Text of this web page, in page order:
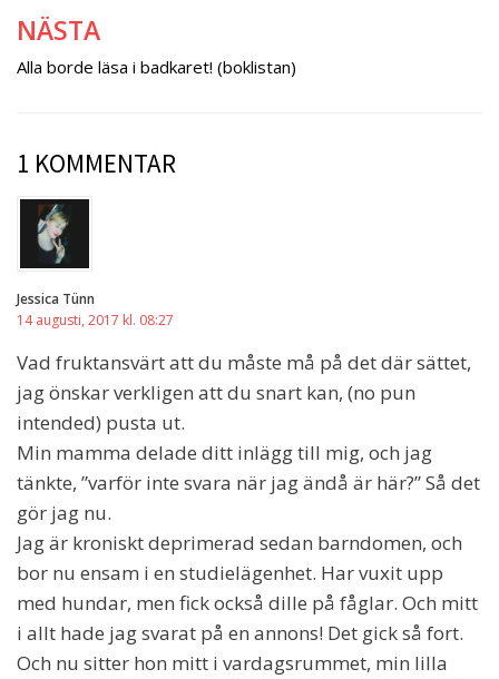
NÄSTA
Alla borde läsa i badkaret! (boklistan)
1 KOMMENTAR
Jessica Tünn
14 augusti, 2017 kl. 08:27
Vad fruktansvärt att du måste må på det där sättet,
jag önskar verkligen att du snart kan, (no pun
intended) pusta ut.
Min mamma delade ditt inlägg till mig, och jag
tänkte, ”varför inte svara när jag ändå är här?” Så det
gör jag nu.
Jag är kroniskt deprimerad sedan barndomen, och
bor nu ensam i en studielägenhet. Har vuxit upp
med hundar, men fick också dille på fåglar. Och mitt
i allt hade jag svarat på en annons! Det gick så fort.
Och nu sitter hon mitt i vardagsrummet, min lilla